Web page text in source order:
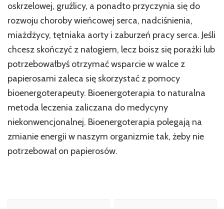
oskrzelowej, gruźlicy, a ponadto przyczynia się do
rozwoju choroby wieńcowej serca, nadciśnienia,
miażdżycy, tętniaka aorty i zaburzeń pracy serca. Jeśli
chcesz skończyć z nałogiem, lecz boisz się porażki lub
potrzebowałbyś otrzymać wsparcie w walce z
papierosami zaleca się skorzystać z pomocy
bioenergoterapeuty. Bioenergoterapia to naturalna
metoda leczenia zaliczana do medycyny
niekonwencjonalnej. Bioenergoterapia polegają na
zmianie energii w naszym organizmie tak, żeby nie
potrzebował on papierosów.